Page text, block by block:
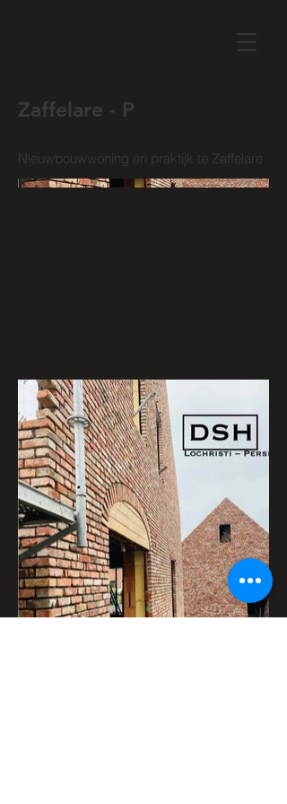
Zaffelare - P
Nieuwbouwwoning en praktijk te Zaffelare